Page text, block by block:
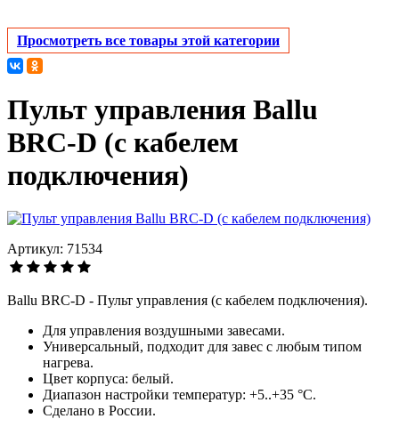
Просмотреть все товары этой категории
Пульт управления Ballu
BRC-D (с кабелем
подключения)
Артикул: 71534
Ballu BRC-D - Пульт управления (c кабелем подключения).
Для управления воздушными завесами.
Универсальный, подходит для завес с любым типом
нагрева.
Цвет корпуса: белый.
Диапазон настройки температур: +5..+35 °С.
Сделано в России.